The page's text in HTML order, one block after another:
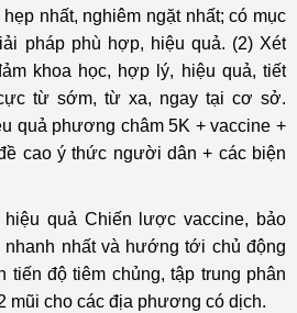
nhất, nghiêm ngặt nhất; có mục
pháp phù hợp, hiệu quả. (2) Xét
khoa học, hợp lý, hiệu quả, tiết
từ sớm, từ xa, ngay tại cơ sở.
quả phương châm 5K + vaccine +
cao ý thức người dân + các biện
quả Chiến lược vaccine, bảo
nhanh nhất và hướng tới chủ động
tiến độ tiêm chủng, tập trung phân
mũi cho các địa phương có dịch.